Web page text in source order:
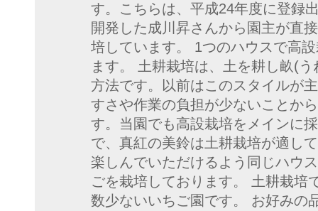
す。こちらは、平成24年度に登録
開発した成川昇さんから園主が直
培しています。 1つのハウスで高
ます。 土耕栽培は、土を耕し畝(
方法です。以前はこのスタイルが
すさや作業の負担が少ないことか
す。当園でも高設栽培をメインに
で、真紅の美鈴は土耕栽培が適し
楽しんでいただけるよう同じハウ
ごを栽培しております。 土耕栽培
数少ないいちご園です。 お好みの